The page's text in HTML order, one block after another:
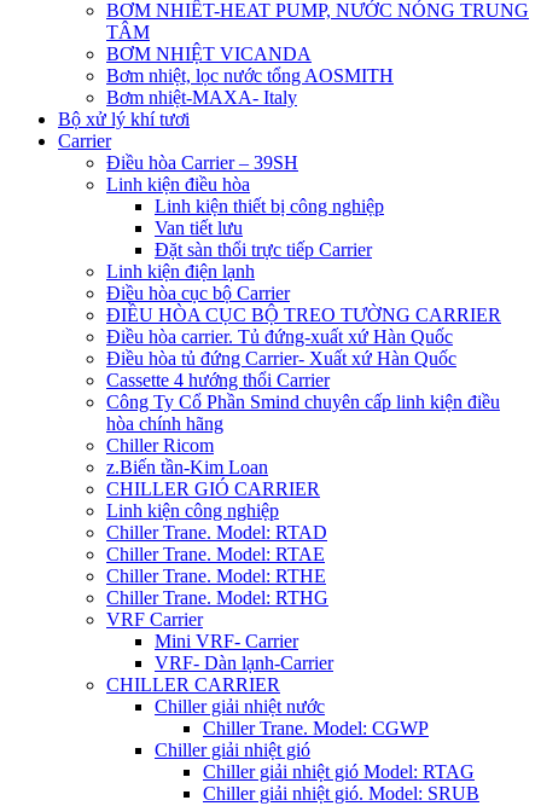
BƠM NHIÊT-HEAT PUMP, NƯỚC NÓNG TRUNG
TÂM
BƠM NHIỆT VICANDA
Bơm nhiệt, lọc nước tổng AOSMITH
Bơm nhiệt-MAXA- Italy
Bộ xử lý khí tươi
Carrier
Điều hòa Carrier – 39SH
Linh kiện điều hòa
Linh kiện thiết bị công nghiệp
Van tiết lưu
Đặt sàn thổi trực tiếp Carrier
Linh kiện điện lạnh
Điều hòa cục bộ Carrier
ĐIỀU HÒA CỤC BỘ TREO TƯỜNG CARRIER
Điều hòa carrier. Tủ đứng-xuất xứ Hàn Quốc
Điều hòa tủ đứng Carrier- Xuất xứ Hàn Quốc
Cassette 4 hướng thổi Carrier
Công Ty Cổ Phần Smind chuyên cấp linh kiện điều
hòa chính hãng
Chiller Ricom
z.Biến tần-Kim Loan
CHILLER GIÓ CARRIER
Linh kiện công nghiệp
Chiller Trane. Model: RTAD
Chiller Trane. Model: RTAE
Chiller Trane. Model: RTHE
Chiller Trane. Model: RTHG
VRF Carrier
Mini VRF- Carrier
VRF- Dàn lạnh-Carrier
CHILLER CARRIER
Chiller giải nhiệt nước
Chiller Trane. Model: CGWP
Chiller giải nhiệt gió
Chiller giải nhiệt gió Model: RTAG
Chiller giải nhiệt gió. Model: SRUB